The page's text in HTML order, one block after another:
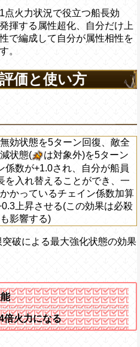
点火力状況で役立つ船長効
揮する属性超化、自分だけ上
で編成して自分が属性相性を
。
価と使い方
効状態を5ターン回復、敵全
状態(
は対象外)を5ターン
係数が+1.0され、自分が船員
を入れ替えることができ、一
かっているチェイン係数加算
上昇させる(この効果は必殺
影響する)
破による最大強化状態の効果
倍火力になる